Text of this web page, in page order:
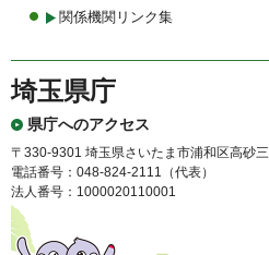
関係機関リンク集
埼玉県庁
県庁へのアクセス
〒330-9301 埼玉県さいたま市浦和区高砂
電話番号：048-824-2111（代表）
法人番号：1000020110001